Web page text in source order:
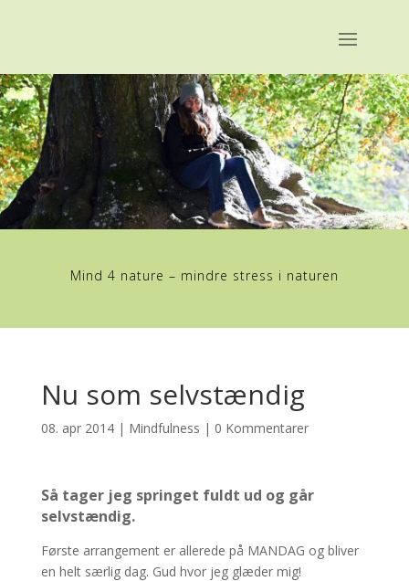
Mind 4 nature – mindre stress i naturen
Nu som selvstændig
08. apr 2014| Mindfulness | 0 Kommentarer
Så tager jeg springet fuldt ud og går
selvstændig.
Første arrangement er allerede på MANDAG og bliver
en helt særlig dag. Gud hvor jeg glæder mig!